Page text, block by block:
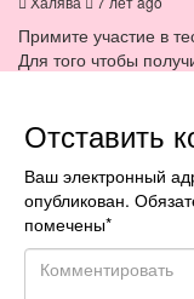
Примите участие в
Для того чтобы
Отставить
Ваш электронный
опубликован.
помечены*